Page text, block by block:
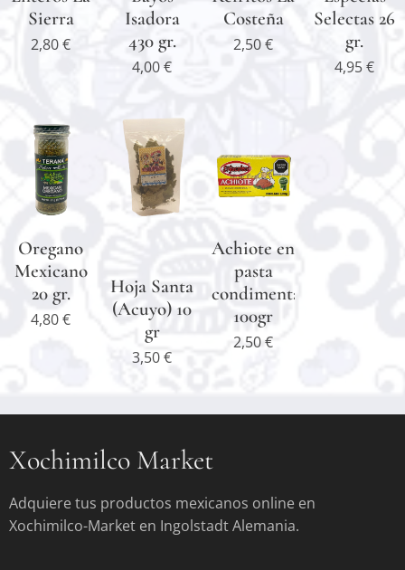
Sierra
2,80€
Isadora
430 gr.
4,00€
Costeña
2,50€
Selectas 26
gr.
4,95€
Oregano
Mexicano
20 gr.
4,80€
Hoja Santa
(Acuyo) 10
gr
3,50€
Achiote en
pasta
condimentado
100gr
2,50€
Xochimilco Market
Adquiere tus productos mexicanos online en
Xochimilco-Market en Ingolstadt Alemania.